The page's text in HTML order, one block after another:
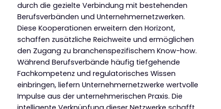
durch die gezielte Verbindung mit bestehenden
Berufsverbänden und Unternehmernetzwerken.
Diese Kooperationen erweitern den Horizont,
schaffen zusätzliche Reichweite und ermöglichen
den Zugang zu branchenspezifischem Know-how.
Während Berufsverbände häufig tiefgehende
Fachkompetenz und regulatorisches Wissen
einbringen, liefern Unternehmernetzwerke wertvolle
Impulse aus der unternehmerischen Praxis. Die